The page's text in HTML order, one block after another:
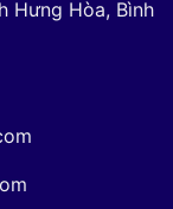
Hưng Hòa, Bình